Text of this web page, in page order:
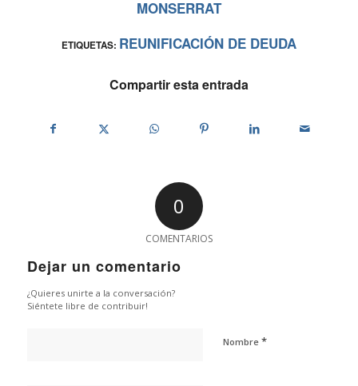
MONSERRAT
ETIQUETAS: REUNIFICACIÓN DE DEUDA
Compartir esta entrada
0
COMENTARIOS
Dejar un comentario
¿Quieres unirte a la conversación?
Siéntete libre de contribuir!
Nombre *